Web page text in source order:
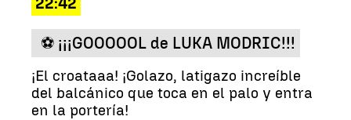
⚽ ¡¡¡GOOOOOL de LUKA MODRIC!!!
¡El croataaa! ¡Golazo, latigazo increíble
del balcánico que toca en el palo y entra
en la portería!